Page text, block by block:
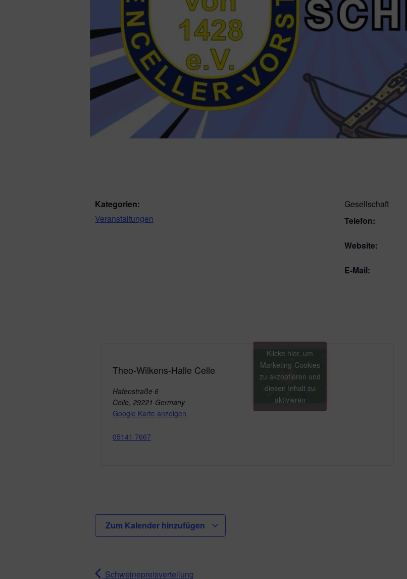
Kategorien:
Veranstaltungen
Gesellschaft
Telefon:
Website:
E-Mail:
Theo-Wilkens-Halle Celle
Hafenstraße 6
Celle, 29221 Germany
Google Karte anzeigen
05141 7667
Klicke hier, um
Marketing-Cookies
zu akzeptieren und
diesen Inhalt zu
aktivieren
Zum Kalender hinzufügen
Schweinepreisverteilung